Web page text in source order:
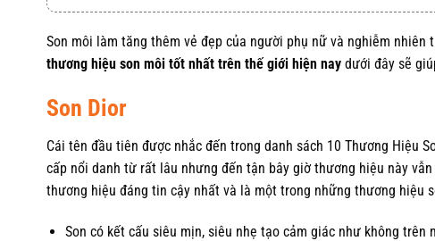
Son môi làm tăng thêm vẻ đẹp của người phụ nữ và nghiễm
thương hiệu son môi tốt nhất trên thế giới hiện nay dưới đây sẽ
Son Dior
Cái tên đầu tiên được nhắc đến trong danh sách 10 Thương Hiệu
cấp nổi danh từ rất lâu nhưng đến tận bây giờ thương hiệu này
thương hiệu đáng tin cậy nhất và là một trong những thương hiệu
Son có kết cấu siêu mịn, siêu nhẹ tạo cảm giác như không trên